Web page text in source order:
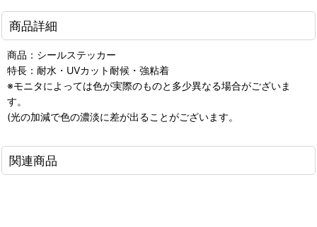
商品詳細
商品：シールステッカー
特長：耐水・UVカット耐候・強粘着
※モニタによっては色が実際のものと多少異なる場合がございま
す。
(光の加減で色の濃淡に差が出ることがございます。
関連商品